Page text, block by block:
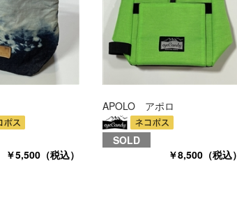
￥5,500（税込）
APOLO アポロ
SOLD
￥8,500（税込）